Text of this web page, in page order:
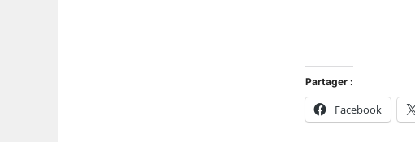
Partager :
Facebook